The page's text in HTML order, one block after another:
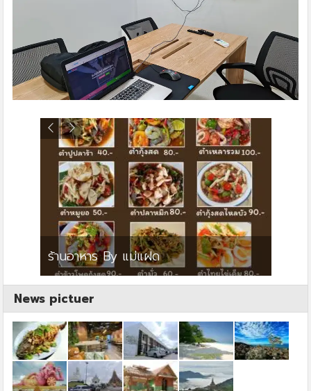
ร้านอาหาร By แม่แฝด
News pictuer